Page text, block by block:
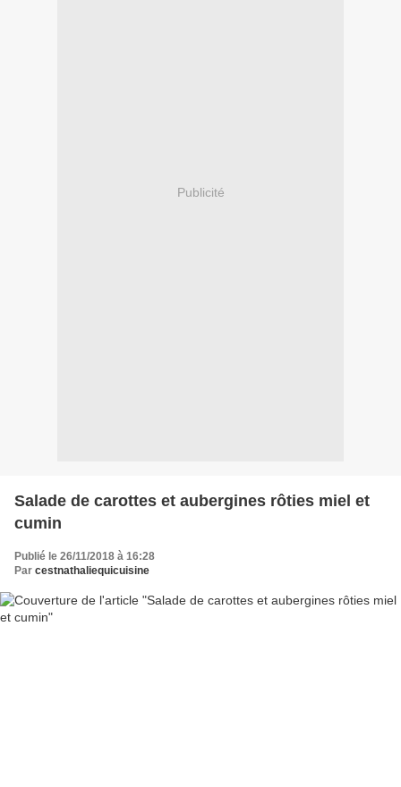
Publicité
Salade de carottes et aubergines rôties miel et
cumin
Publié le 26/11/2018 à 16:28
Par cestnathaliequicuisine